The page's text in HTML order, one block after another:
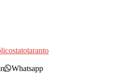
statotaranto
Whatsapp